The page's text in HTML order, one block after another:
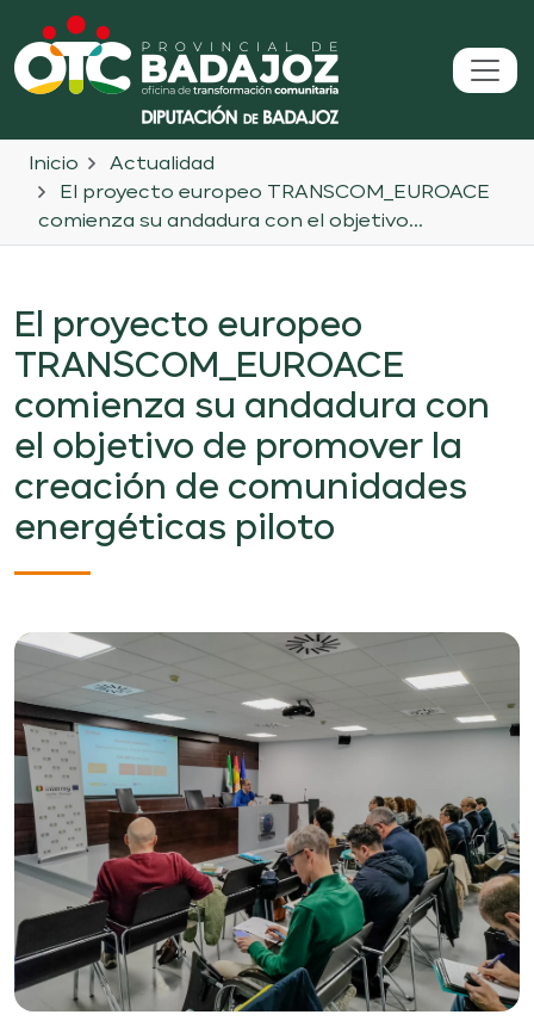
Inicio
Actualidad
El proyecto europeo TRANSCOM_EUROACE
comienza su andadura con el objetivo...
El proyecto europeo
TRANSCOM_EUROACE
comienza su andadura con
el objetivo de promover la
creación de comunidades
energéticas piloto